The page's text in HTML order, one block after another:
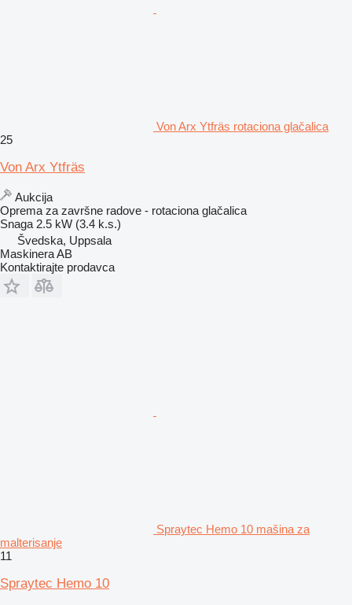
Von Arx Ytfräs rotaciona glačalica
25
Von Arx Ytfräs
Aukcija
Oprema za završne radove - rotaciona glačalica
Snaga 2.5 kW (3.4 k.s.)
Švedska, Uppsala
Maskinera AB
Kontaktirajte prodavca
Spraytec Hemo 10 mašina za
malterisanje
11
Spraytec Hemo 10